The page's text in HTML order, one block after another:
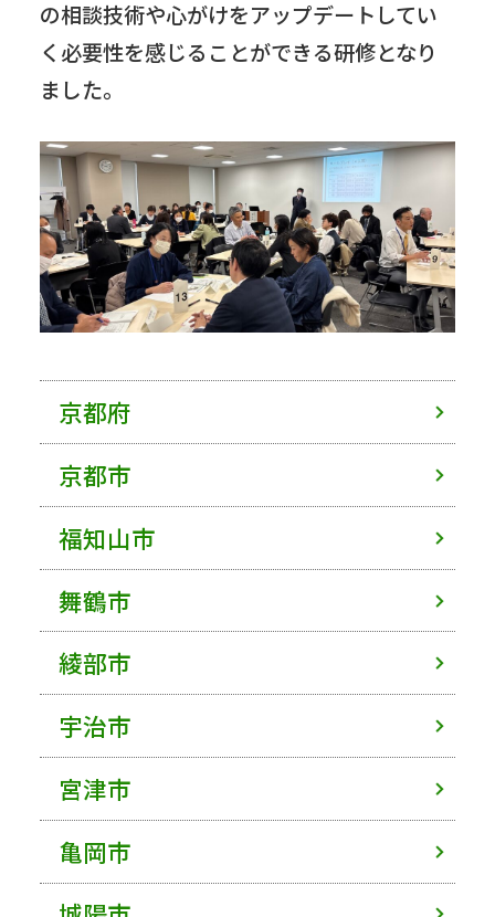
の相談技術や心がけをアップデートしてい
く必要性を感じることができる研修となり
ました。
京都府
京都市
福知山市
舞鶴市
綾部市
宇治市
宮津市
亀岡市